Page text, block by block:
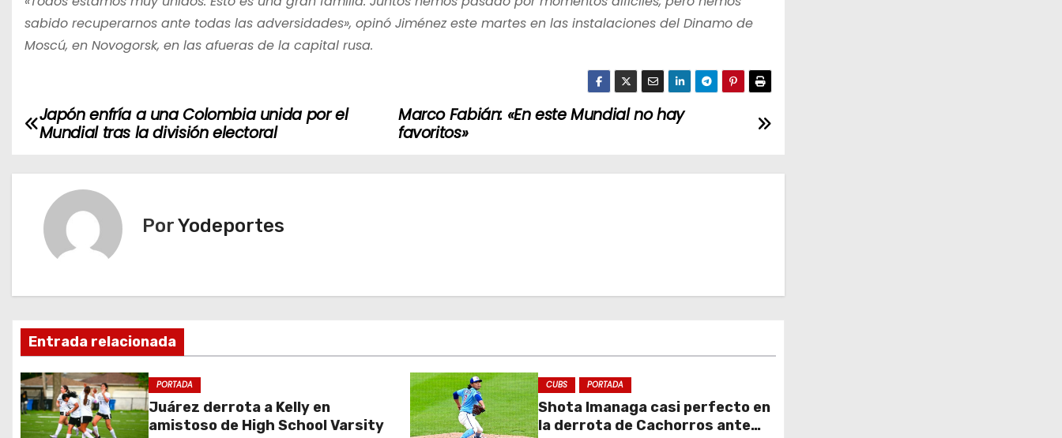
sabido recuperarnos ante todas las adversidades», opinó Jiménez este martes en las instalaciones del Dinamo de
Moscú, en Novogorsk, en las afueras de la capital rusa.
N
c
i
ó
n
Marco Fabián: «En este Mundial no hay
favoritos»
Japón enfría a una Colombia unida por el
Mundial tras la división electoral
PorYodeportes
Entrada relacionada
PORTADA
Juárez derrota a Kelly en
amistoso de High School Varsity
CUBS PORTADA
Shota Imanaga casi perfecto en
la derrota de Cachorros ante